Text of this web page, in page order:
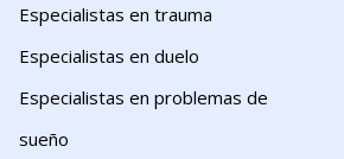
Especialistas en trauma
Especialistas en duelo
Especialistas en problemas de
sueño